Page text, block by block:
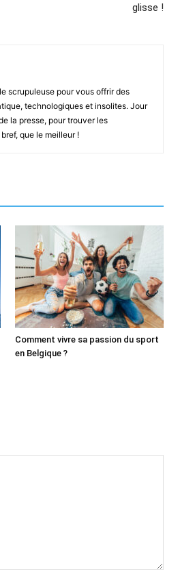
glisse !
scrupuleuse pour vous offrir des
technologiques et insolites. Jour
la presse, pour trouver les
que le meilleur !
Comment vivre sa passion du sport
en Belgique ?